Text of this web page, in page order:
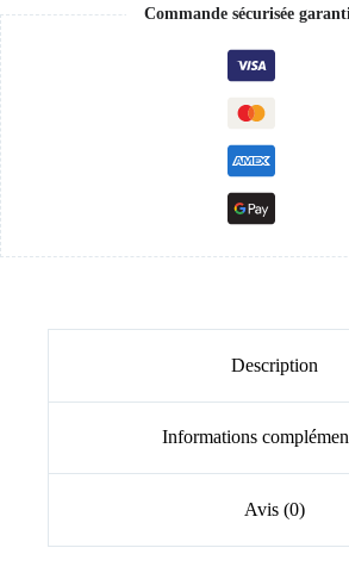
Commande sécurisée
Description
Informations
Avis (0)